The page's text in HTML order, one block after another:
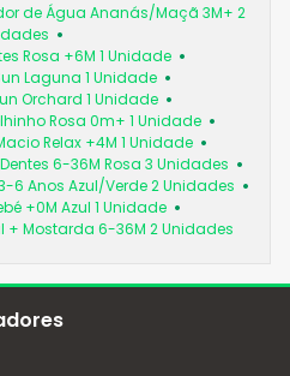
de Água Ananás/Maçã 3M+ 2
Rosa +6M 1 Unidade
Laguna 1 Unidade
Orchard 1 Unidade
Rosa 0m+ 1 Unidade
Relax +4M 1 Unidade
6-36M Rosa 3 Unidades
6 Anos Azul/Verde 2 Unidades
+0M Azul 1 Unidade
+ Mostarda 6-36M 2 Unidades